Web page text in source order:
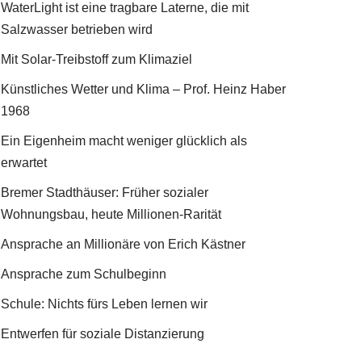
WaterLight ist eine tragbare Laterne, die mit
Salzwasser betrieben wird
Mit Solar-Treibstoff zum Klimaziel
Künstliches Wetter und Klima – Prof. Heinz Haber
1968
Ein Eigenheim macht weniger glücklich als
erwartet
Bremer Stadthäuser: Früher sozialer
Wohnungsbau, heute Millionen-Rarität
Ansprache an Millionäre von Erich Kästner
Ansprache zum Schulbeginn
Schule: Nichts fürs Leben lernen wir
Entwerfen für soziale Distanzierung